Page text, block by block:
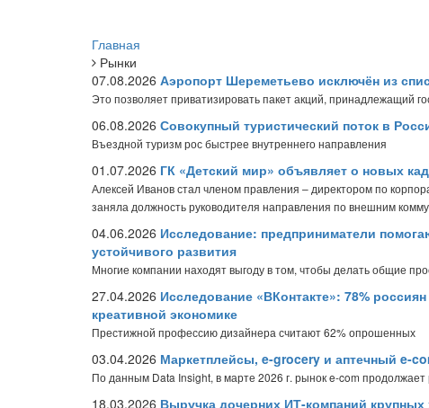
Главная
Рынки
07.08.2026 Аэропорт Шереметьево исключён из
Это позволяет приватизировать пакет акций, принадлежащий
06.08.2026 Совокупный туристический поток в
Въездной туризм рос быстрее внутреннего направления
01.07.2026 ГК «Детский мир» объявляет о новых
Алексей Иванов стал членом правления – директором по
заняла должность руководителя направления по внешним
04.06.2026 Исследование: предприниматели
устойчивого развития
Многие компании находят выгоду в том, чтобы делать общие
27.04.2026 Исследование «ВКонтакте»: 78%
креативной экономике
Престижной профессию дизайнера считают 62% опрошенных
03.04.2026 Маркетплейсы, e-grocery и аптечный e-
По данным Data Insight, в марте 2026 г. рынок e-com
18.03.2026 Выручка дочерних ИТ-компаний